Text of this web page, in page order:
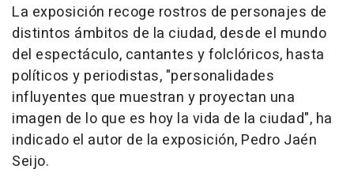
La exposición recoge rostros de personajes de
distintos ámbitos de la ciudad, desde el mundo
del espectáculo, cantantes y folclóricos, hasta
políticos y periodistas, "personalidades
influyentes que muestran y proyectan una
imagen de lo que es hoy la vida de la ciudad", ha
indicado el autor de la exposición, Pedro Jaén
Seijo.